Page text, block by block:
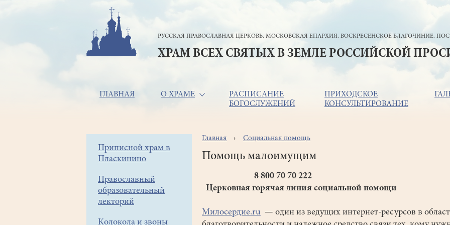
РУССКАЯ ПРАВОСЛАВНАЯ ЦЕРКОВЬ. МОСКОВСКАЯ ЕПАРХИЯ. ВОСКРЕСЕНСКОЕ БЛАГОЧИНИЕ.
ХРАМ ВСЕХ СВЯТЫХ В ЗЕМЛЕ РОССИЙСКОЙ
Основная
ГЛАВНАЯ О ХРАМЕ
РАСПИСАНИЕ
БОГОСЛУЖЕНИЙ
ПРИХОДСКОЕ
КОНСУЛЬТИРОВАНИЕ
Боковое
меню
Приписной храм в
Пласкинино
Православный
образовательный
лекторий
Колокола и звоны
Строка
навигации
Главная Социальная помощь
Помощь малоимущим
8 800 70 70 222
Церковная горячая линия социальной помощи
Милосердие.ru — один из ведущих интернет-ресурсов в